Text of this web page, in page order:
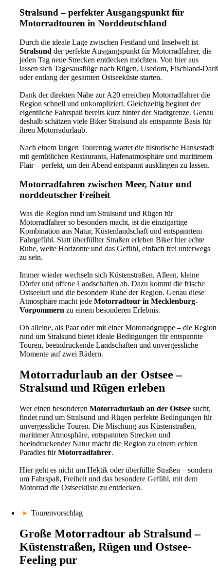
Stralsund – perfekter Ausgangspunkt für
Motorradtouren in Norddeutschland
Durch die ideale Lage zwischen Festland und Inselwelt ist
Stralsund der perfekte Ausgangspunkt für Motorradfahrer, die
jeden Tag neue Strecken entdecken möchten. Von hier aus
lassen sich Tagesausflüge nach Rügen, Usedom, Fischland-Darß
oder entlang der gesamten Ostseeküste starten.
Dank der direkten Nähe zur A20 erreichen Motorradfahrer die
Region schnell und unkompliziert. Gleichzeitig beginnt der
eigentliche Fahrspaß bereits kurz hinter der Stadtgrenze. Genau
deshalb schätzen viele Biker Stralsund als entspannte Basis für
ihren Motorradurlaub.
Nach einem langen Tourentag wartet die historische Hansestadt
mit gemütlichen Restaurants, Hafenatmosphäre und maritimem
Flair – perfekt, um den Abend entspannt ausklingen zu lassen.
Motorradfahren zwischen Meer, Natur und
norddeutscher Freiheit
Was die Region rund um Stralsund und Rügen für
Motorradfahrer so besonders macht, ist die einzigartige
Kombination aus Natur, Küstenlandschaft und entspanntem
Fahrgefühl. Statt überfüllter Straßen erleben Biker hier echte
Ruhe, weite Horizonte und das Gefühl, einfach frei unterwegs
zu sein.
Immer wieder wechseln sich Küstenstraßen, Alleen, kleine
Dörfer und offene Landschaften ab. Dazu kommt die frische
Ostseeluft und die besondere Ruhe der Region. Genau diese
Atmosphäre macht jede Motorradtour in Mecklenburg-
Vorpommern zu einem besonderen Erlebnis.
Ob alleine, als Paar oder mit einer Motorradgruppe – die Region
rund um Stralsund bietet ideale Bedingungen für entspannte
Touren, beeindruckende Landschaften und unvergessliche
Momente auf zwei Rädern.
Motorradurlaub an der Ostsee –
Stralsund und Rügen erleben
Wer einen besonderen Motorradurlaub an der Ostsee sucht,
findet rund um Stralsund und Rügen perfekte Bedingungen für
unvergessliche Touren. Die Mischung aus Küstenstraßen,
maritimer Atmosphäre, entspannten Strecken und
beeindruckender Natur macht die Region zu einem echten
Paradies fürMotorradfahrer.
Hier geht es nicht um Hektik oder überfüllte Straßen – sondern
um Fahrspaß, Freiheit und das besondere Gefühl, mit dem
Motorrad die Ostseeküste zu entdecken.
► Tourenvorschlag
Große Motorradtour ab Stralsund –
Küstenstraßen, Rügen und Ostsee-
Feeling pur